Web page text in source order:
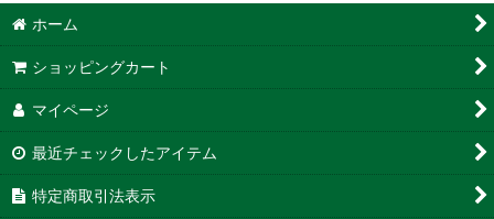
ホーム
ショッピングカート
マイページ
最近チェックしたアイテム
特定商取引法表示